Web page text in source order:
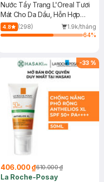
Nước Tẩy Trang L'Oreal Tươi
Mát Cho Da Dầu, Hỗn Hợp
400ml
4.8 (298)
1.9k/tháng
64%
-33 %
406.000 ₫610.000 ₫
La Roche-Posay